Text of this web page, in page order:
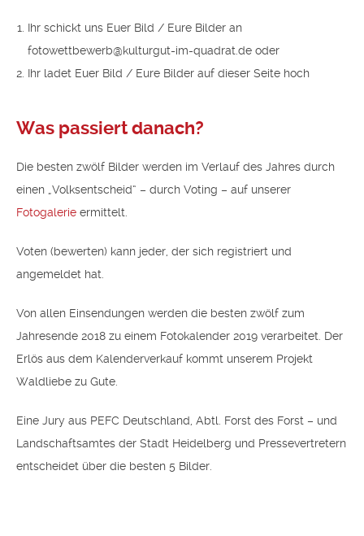
Ihr schickt uns Euer Bild / Eure Bilder an
fotowettbewerb@kulturgut-im-quadrat.de oder
Ihr ladet Euer Bild / Eure Bilder auf dieser Seite hoch
Was passiert danach?
Die besten zwölf Bilder werden im Verlauf des Jahres durch
einen „Volksentscheid“ – durch Voting – auf unserer
Fotogalerie ermittelt.
Voten (bewerten) kann jeder, der sich registriert und
angemeldet hat.
Von allen Einsendungen werden die besten zwölf zum
Jahresende 2018 zu einem Fotokalender 2019 verarbeitet. Der
Erlös aus dem Kalenderverkauf kommt unserem Projekt
Waldliebe zu Gute.
Eine Jury aus PEFC Deutschland, Abtl. Forst des Forst – und
Landschaftsamtes der Stadt Heidelberg und Pressevertretern
entscheidet über die besten 5 Bilder.